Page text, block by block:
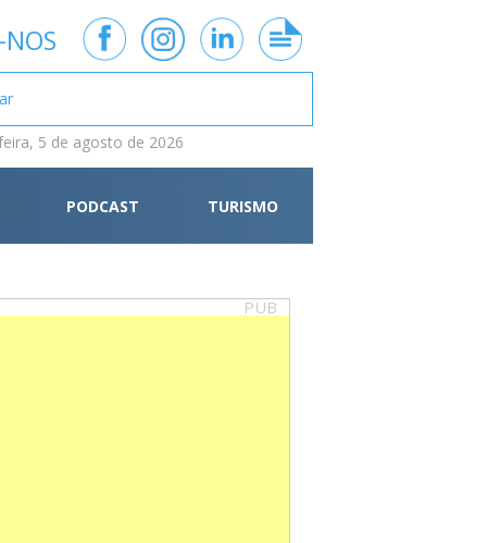
5 de agosto de 2026
PODCAST TURISMO
PUB